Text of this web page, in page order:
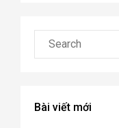
Bài viết mới